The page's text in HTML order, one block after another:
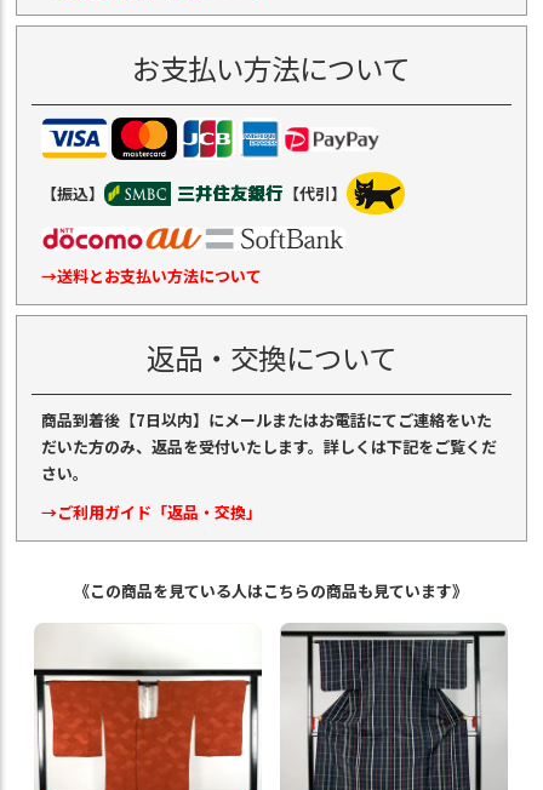
お支払い方法について
【振込】 【代引】
→送料とお支払い方法について
返品・交換について
商品到着後【7日以内】にメールまたはお電話にてご連絡をいた
だいた方のみ、返品を受付いたします。詳しくは下記をご覧くだ
さい。
→ご利用ガイド「返品・交換」
《この商品を見ている人はこちらの商品も見ています》